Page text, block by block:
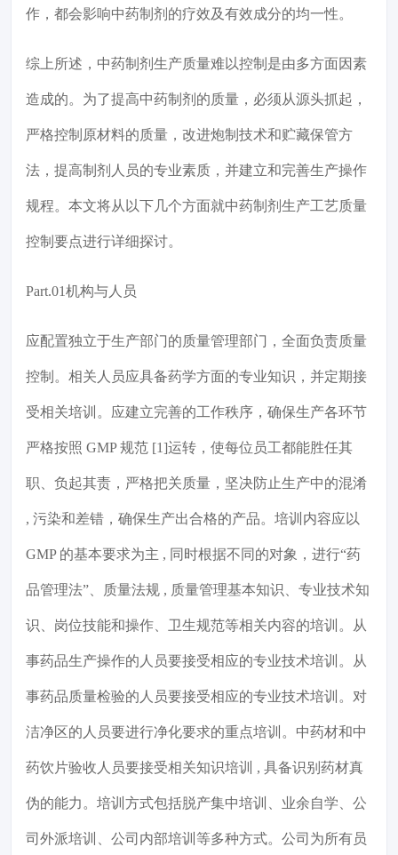
作，都会影响中药制剂的疗效及有效成分的均一性。
综上所述，中药制剂生产质量难以控制是由多方面因素
造成的。为了提高中药制剂的质量，必须从源头抓起，
严格控制原材料的质量，改进炮制技术和贮藏保管方
法，提高制剂人员的专业素质，并建立和完善生产操作
规程。本文将从以下几个方面就中药制剂生产工艺质量
控制要点进行详细探讨。
Part.01机构与人员
应配置独立于生产部门的质量管理部门，全面负责质量
控制。相关人员应具备药学方面的专业知识，并定期接
受相关培训。应建立完善的工作秩序，确保生产各环节
严格按照 GMP 规范 [1]运转，使每位员工都能胜任其
职、负起其责，严格把关质量，坚决防止生产中的混淆
, 污染和差错，确保生产出合格的产品。培训内容应以
GMP 的基本要求为主 , 同时根据不同的对象，进行“药
品管理法”、质量法规 , 质量管理基本知识、专业技术知
识、岗位技能和操作、卫生规范等相关内容的培训。从
事药品生产操作的人员要接受相应的专业技术培训。从
事药品质量检验的人员要接受相应的专业技术培训。对
洁净区的人员要进行净化要求的重点培训。中药材和中
药饮片验收人员要接受相关知识培训 , 具备识别药材真
伪的能力。培训方式包括脱产集中培训、业余自学、公
司外派培训、公司内部培训等多种方式。公司为所有员